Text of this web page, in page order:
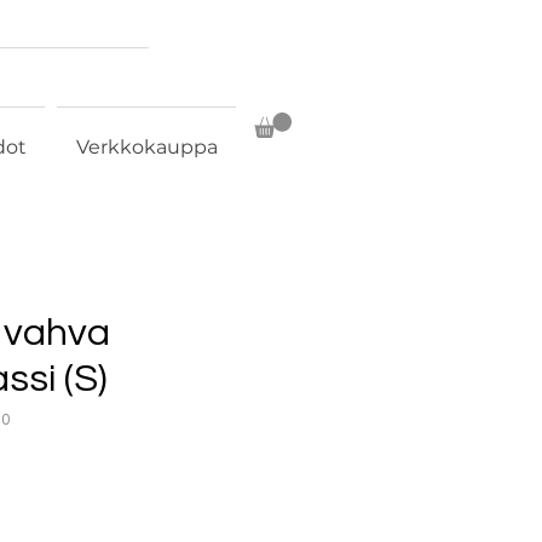
Verkkokauppa
(S)